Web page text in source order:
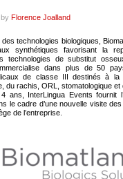
by Florence Joalland
des technologies biologiques,
synthétiques favorisant la
technologies de substitut
dans plus de 50
de classe III destinés à la
du rachis, ORL, stomatologique et
ans, InterLingua Events fournit
le cadre d’une nouvelle visite
de l’entreprise.